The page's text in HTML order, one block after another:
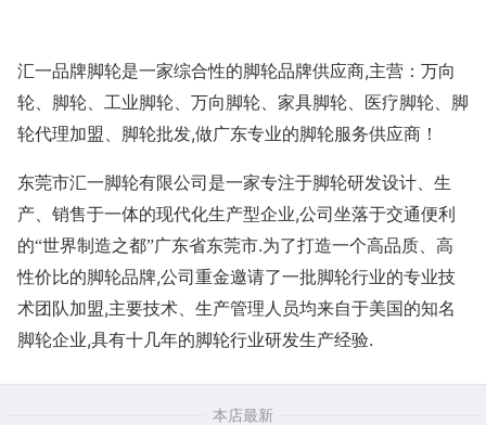
汇一品牌脚轮是一家综合性的脚轮品牌供应商,主营：万向
轮、脚轮、工业脚轮、万向脚轮、家具脚轮、医疗脚轮、脚
轮代理加盟、脚轮批发,做广东专业的脚轮服务供应商！
东莞市汇一脚轮有限公司是一家专注于脚轮研发设计、生
产、销售于一体的现代化生产型企业,公司坐落于交通便利
的“世界制造之都”广东省东莞市.为了打造一个高品质、高
性价比的脚轮品牌,公司重金邀请了一批脚轮行业的专业技
术团队加盟,主要技术、生产管理人员均来自于美国的知名
脚轮企业,具有十几年的脚轮行业研发生产经验.
本店最新